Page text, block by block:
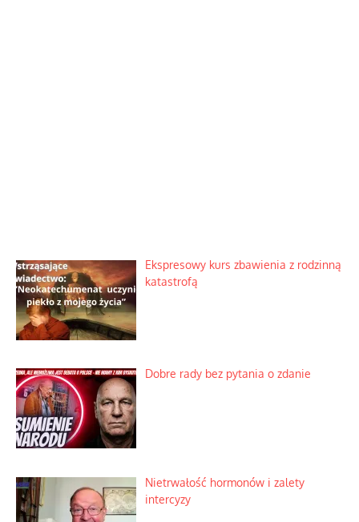
Ekspresowy kurs zbawienia z rodzinną
katastrofą
Dobre rady bez pytania o zdanie
Nietrwałość hormonów i zalety
intercyzy